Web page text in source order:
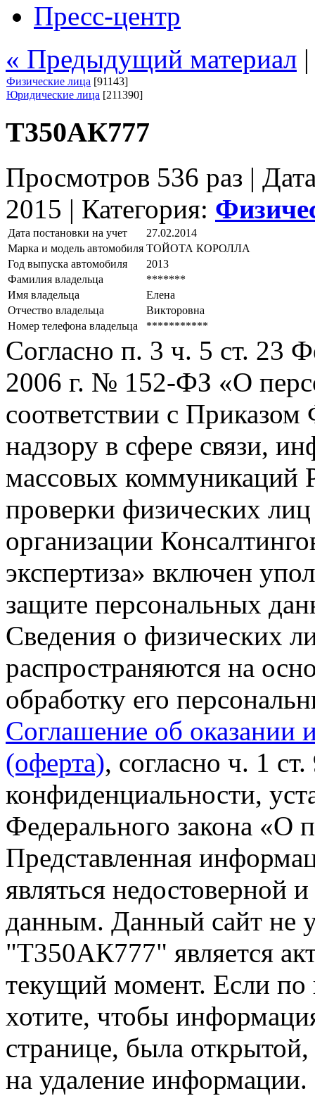
Пресс-центр
« Предыдущий материал
Физические лица [91143]
Юридические лица [211390]
Т350АК777
Просмотров 536 раз |
2015 | Категория:
Дата постановки на учет
27.02.2014
Марка и модель автомобиля ТОЙОТА КОРОЛЛА
Год выпуска автомобиля
2013
Фамилия владельца
*******
Имя владельца
Елена
Отчество владельца
Викторовна
Номер телефона владельца
***********
Согласно п. 3 ч. 5 ст. 23
2006 г. № 152-ФЗ «О
соответствии с
надзору в сфере связи,
массовых коммуникаций
проверки физических
организации
экспертиза» включен
защите персональных
Сведения о физических
распространяются на
обработку его
Соглашение об оказании
(оферта), согласно ч. 1
конфиденциальности,
Федерального закона «О
Представленная
являться недостоверной
данным. Данный сайт не
"Т350АК777" является
текущий момент. Если
хотите, чтобы
странице, была открытой,
на удаление информации.